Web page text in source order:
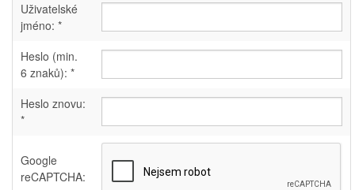
Uživatelské
jméno: *
Heslo (min.
6 znaků): *
Heslo znovu:
*
Google
reCAPTCHA: